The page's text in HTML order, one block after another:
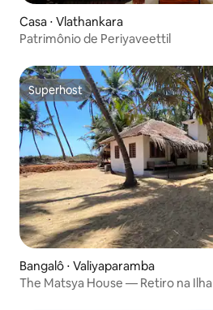
Casa ⋅ Vlathankara
Patrimônio de Periyaveettil
Superhost
Superhost
Bangalô ⋅ Valiyaparamba
The Matsya House — Retiro na Ilha